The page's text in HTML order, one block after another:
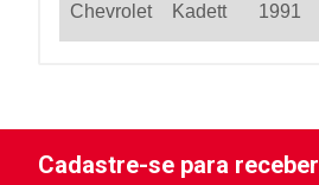
Chevrolet Kadett 1991
Cadastre-se para